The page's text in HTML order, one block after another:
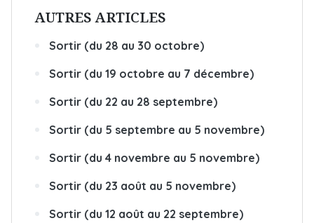
AUTRES ARTICLES
Sortir (du 28 au 30 octobre)
Sortir (du 19 octobre au 7 décembre)
Sortir (du 22 au 28 septembre)
Sortir (du 5 septembre au 5 novembre)
Sortir (du 4 novembre au 5 novembre)
Sortir (du 23 août au 5 novembre)
Sortir (du 12 août au 22 septembre)